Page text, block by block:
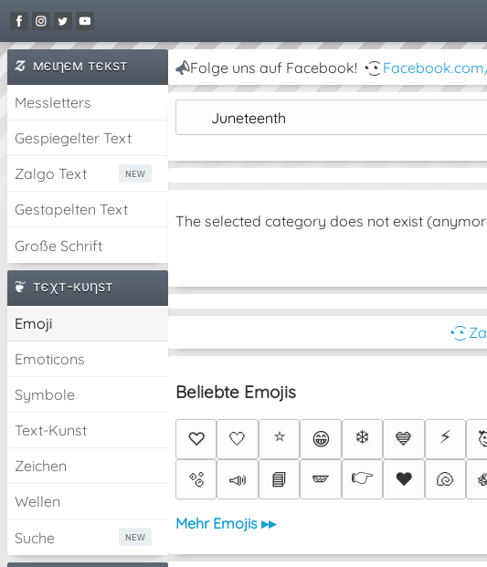
мєιηєм тєкѕт
Messletters
Gespiegelter Text
Zalgo Text
Gestapelten Text
Große Schrift
тєχт-кυηѕт
Emoji
Emoticons
Symbole
Text-Kunst
Zeichen
Wellen
Suche
Folge uns auf Facebook! ◔͜͡◔
Juneteenth
The selected category does not exist
◔͜͡◔
Beliebte Emojis
♡ 🤍 ⭐ 😁 ❄️ 💙 ⚡
🫧
📣 📘 🪽 👉 ♥️ 🐚
Mehr Emojis ▸▸